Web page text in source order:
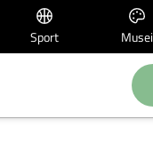
Sport Musei